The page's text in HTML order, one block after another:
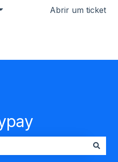
submenu para
Abrir um ticket